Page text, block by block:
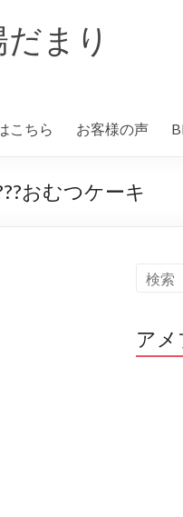
まり
こちら お客様の声
おむつケーキ
ア